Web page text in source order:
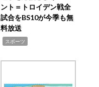
ント＝トロイデン戦全
試合をBS10が今季も無
料放送
スポーツ